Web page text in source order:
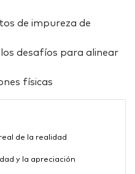
de impureza de
desafíos para alinear
físicas
de la realidad
y la apreciación